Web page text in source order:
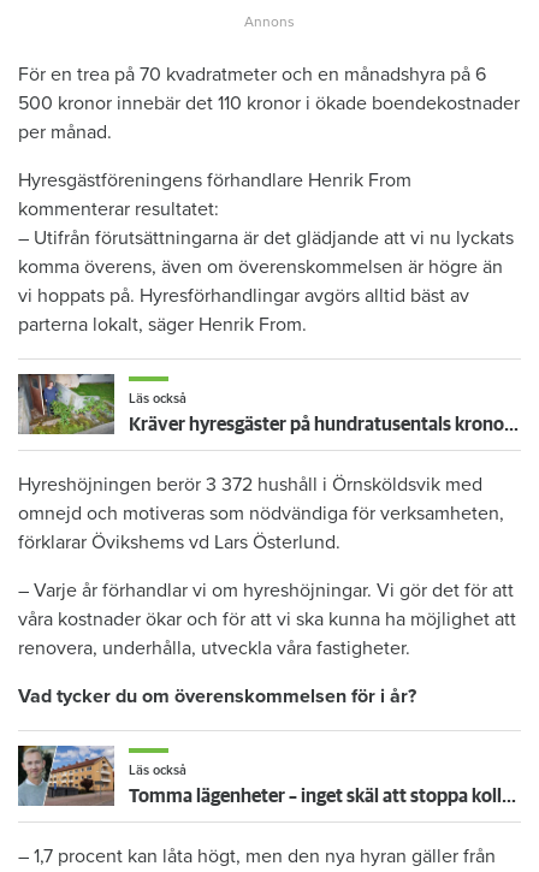
För en trea på 70 kvadratmeter och en månadshyra på 6
500 kronor innebär det 110 kronor i ökade boendekostnader
per månad.
Hyresgästföreningens förhandlare Henrik From
kommenterar resultatet:
– Utifrån förutsättningarna är det glädjande att vi nu lyckats
komma överens, även om överenskommelsen är högre än
vi hoppats på. Hyresförhandlingar avgörs alltid bäst av
parterna lokalt, säger Henrik From.
Läs också
Kräver hyresgäster på hundratusentals kronor i hyreshöjning – bakåt i tiden: "Den har varit orimligt låg i många år"
Hyreshöjningen berör 3 372 hushåll i Örnsköldsvik med
omnejd och motiveras som nödvändiga för verksamheten,
förklarar Övikshems vd Lars Österlund.
– Varje år förhandlar vi om hyreshöjningar. Vi gör det för att
våra kostnader ökar och för att vi ska kunna ha möjlighet att
renovera, underhålla, utveckla våra fastigheter.
Vad tycker du om överenskommelsen för i år?
Läs också
Tomma lägenheter – inget skäl att stoppa kollektiva hyresförhandlingar
– 1,7 procent kan låta högt, men den nya hyran gäller från